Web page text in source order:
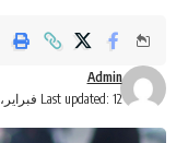
Last updated: 12 فبراير، 2024 2:54 م
Admin